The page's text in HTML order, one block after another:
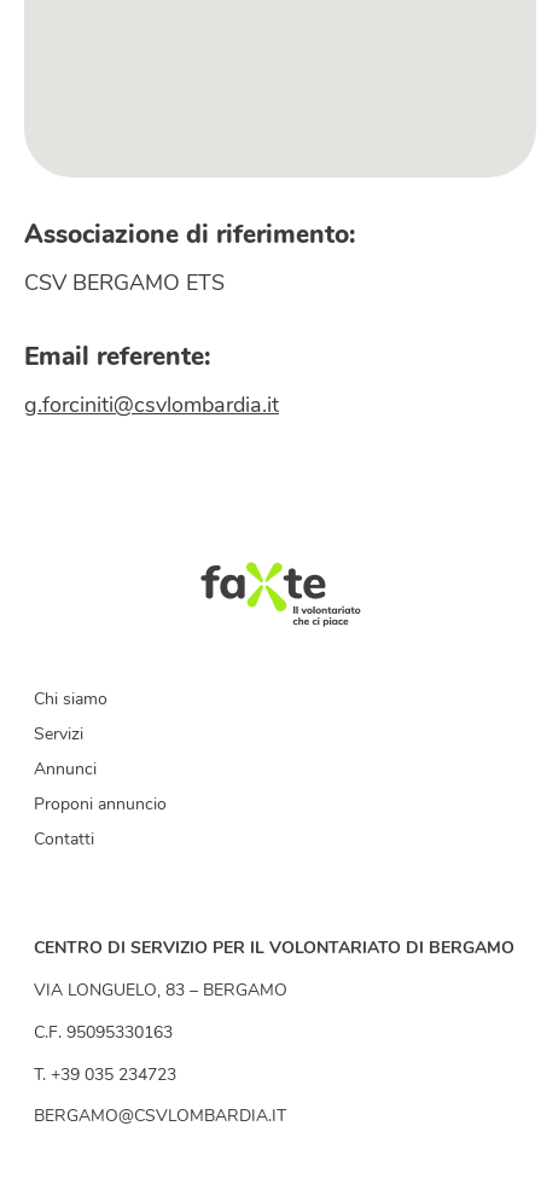
Associazione di riferimento:
CSV BERGAMO ETS
Email referente:
g.forciniti@csvlombardia.it
Chi siamo
Servizi
Annunci
Proponi annuncio
Contatti
CENTRO DI SERVIZIO PER IL VOLONTARIATO DI BERGAMO
VIA LONGUELO, 83 – BERGAMO
C.F. 95095330163
T. +39 035 234723
BERGAMO@CSVLOMBARDIA.IT